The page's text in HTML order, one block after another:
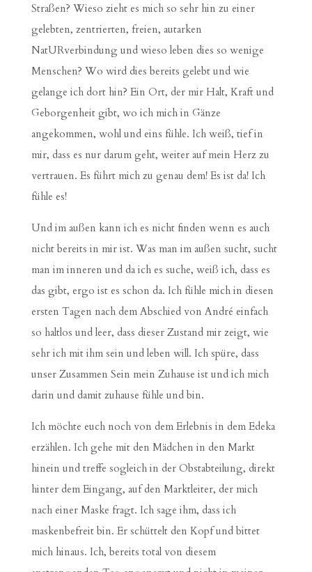
Straßen? Wieso zieht es mich so sehr hin zu einer
gelebten, zentrierten, freien, autarken
NatURverbindung und wieso leben dies so wenige
Menschen? Wo wird dies bereits gelebt und wie
gelange ich dort hin? Ein Ort, der mir Halt, Kraft und
Geborgenheit gibt, wo ich mich in Gänze
angekommen, wohl und eins fühle. Ich weiß, tief in
mir, dass es nur darum geht, weiter auf mein Herz zu
vertrauen. Es führt mich zu genau dem! Es ist da! Ich
fühle es!
Und im außen kann ich es nicht finden wenn es auch
nicht bereits in mir ist. Was man im außen sucht, sucht
man im inneren und da ich es suche, weiß ich, dass es
das gibt, ergo ist es schon da. Ich fühle mich in diesen
ersten Tagen nach dem Abschied von André einfach
so haltlos und leer, dass dieser Zustand mir zeigt, wie
sehr ich mit ihm sein und leben will. Ich spüre, dass
unser Zusammen Sein mein Zuhause ist und ich mich
darin und damit zuhause fühle und bin.
Ich möchte euch noch von dem Erlebnis in dem Edeka
erzählen. Ich gehe mit den Mädchen in den Markt
hinein und treffe sogleich in der Obstabteilung, direkt
hinter dem Eingang, auf den Marktleiter, der mich
nach einer Maske fragt. Ich sage ihm, dass ich
maskenbefreit bin. Er schüttelt den Kopf und bittet
mich hinaus. Ich, bereits total von diesem